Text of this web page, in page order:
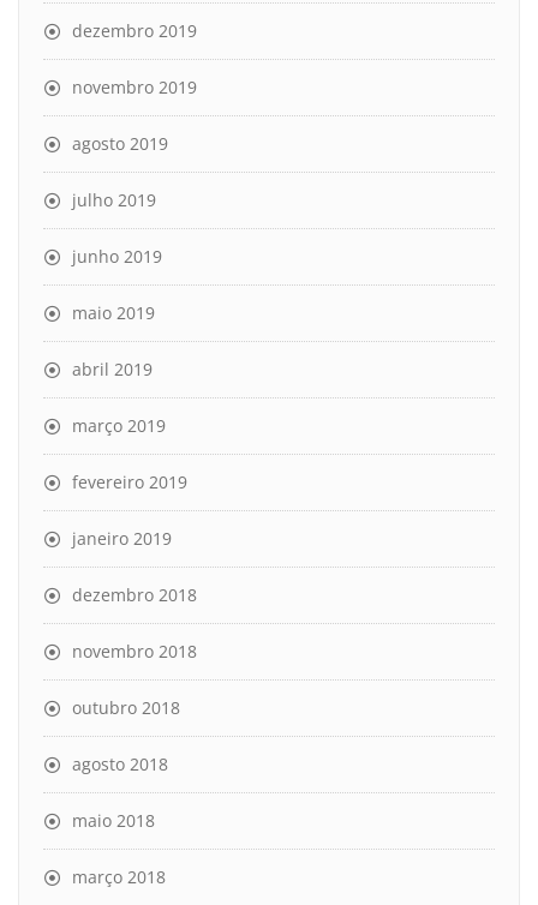
dezembro 2019
novembro 2019
agosto 2019
julho 2019
junho 2019
maio 2019
abril 2019
março 2019
fevereiro 2019
janeiro 2019
dezembro 2018
novembro 2018
outubro 2018
agosto 2018
maio 2018
março 2018